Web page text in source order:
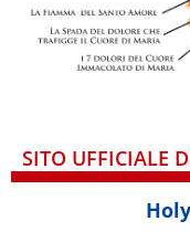
SITO UFFICIALE